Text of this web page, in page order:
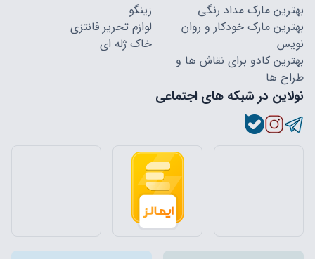
بهترین مارک مداد رنگی
بهترین مارک خودکار و روان
نویس
بهترین کادو برای نقاش ها و
طراح ها
زینگو
لوازم تحریر فانتزی
خاک ژله ای
نولاین در شبکه های اجتماعی